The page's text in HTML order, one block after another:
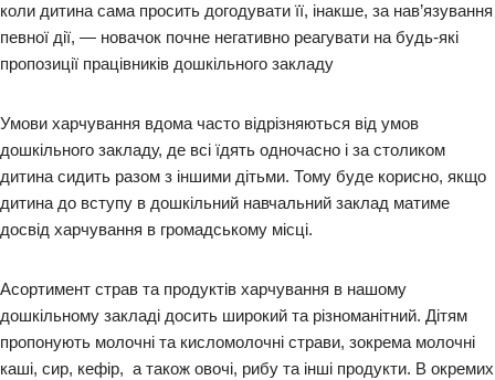
коли дитина сама просить догодувати її, інакше, за нав’язування
певної дії, — новачок почне негативно реагувати на будь-які
пропозиції працівників дошкільного закладу
Умови харчування вдома часто відрізняються від умов
дошкільного закладу, де всі їдять одночасно і за столиком
дитина сидить разом з іншими дітьми. Тому буде корисно, якщо
дитина до вступу в дошкільний навчальний заклад матиме
досвід харчування в громадському місці.
Асортимент страв та продуктів харчування в нашому
дошкільному закладі досить широкий та різноманітний. Дітям
пропонують молочні та кисломолочні страви, зокрема молочні
каші, сир, кефір, а також овочі, рибу та інші продукти. В окремих